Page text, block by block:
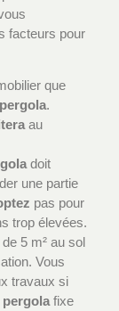
facteurs pour
que
pergola.
au
doit
une partie
pas pour
trop élevées.
5 m² au sol
Vous
travaux si
pergola fixe